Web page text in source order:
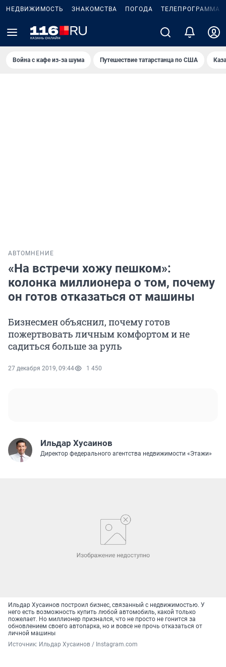
НЕДВИЖИМОСТЬ ЗНАКОМСТВА ПОГОДА ТЕЛЕПРОГРАММА
Война с кафе из-за шума Путешествие татарстанца по США
АВТО МНЕНИЕ
«На встречи хожу пешком»:
колонка миллионера о том, почему
он готов отказаться от машины
Бизнесмен объяснил, почему готов
пожертвовать личным комфортом и не
садиться больше за руль
27 декабря 2019, 09:44 1 450
Ильдар Хусаинов
Директор федерального агентства недвижимости «Этажи»
Ильдар Хусаинов построил бизнес, связанный с недвижимостью. У
него есть возможность купить любой автомобиль, какой только
пожелает. Но миллионер признался, что не просто не гонится за
обновлением своего автопарка, но и вовсе не прочь отказаться от
личной машины
Источник: Ильдар Хусаинов / Instagram.com